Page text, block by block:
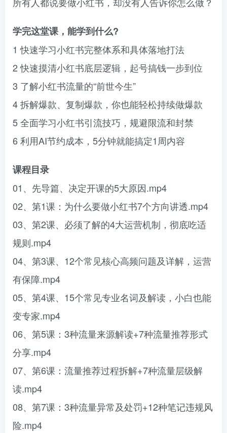
学完这堂课，能学到什么?
1 快速学习小红书完整体系和具体落地打法
2 快速摸清小红书底层逻辑，起号搞钱一步到位
3 了解小红书流量的“前世今生”
4 拆解爆款、复制爆款，你也能轻松持续做爆款
5 全面学习小红书引流技巧，规避限流和封禁
6 利用AI节约成本，5分钟就能搞定1周内容
课程目录
01、先导篇、决定开课的5大原因.mp4
02、第1课：为什么要做小红书7个方向讲透.mp4
03、第2课、必须了解的4大运营机制，彻底吃适
规则.mp4
04、第3课、12个常见核心高频问题及详解，运营
有保障.mp4
05、第4课、15个常见专业名词及解读，小白也能
变专家.mp4
06、第5课：3种流量来源解读+7种流量推荐形式
分享.mp4
07、第6课：流量推荐过程拆解+7种流量层级解
读.mp4
08、第7课：3种流量异常及处罚+12种笔记违规风
险.mp4